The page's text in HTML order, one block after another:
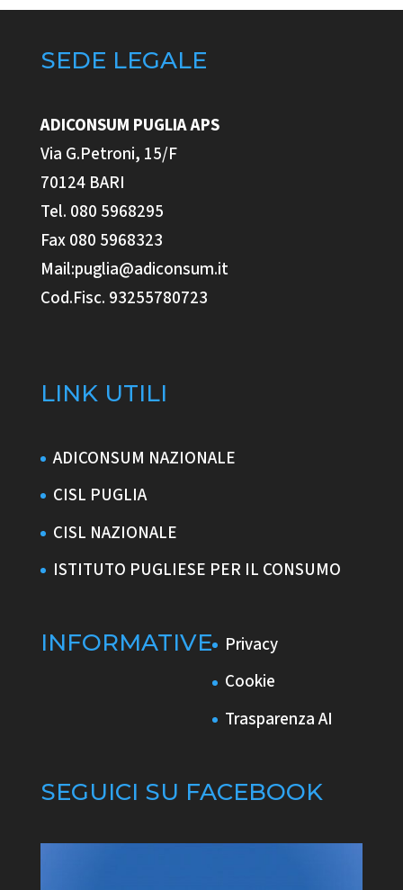
SEDE LEGALE
ADICONSUM PUGLIAAPS
Via G.Petroni, 15/F
70124 BARI
Tel. 080 5968295
Fax 080 5968323
Mail:puglia@adiconsum.it
Cod.Fisc. 93255780723
LINK UTILI
ADICONSUM NAZIONALE
CISL PUGLIA
CISL NAZIONALE
ISTITUTO PUGLIESE PER IL CONSUMO
INFORMATIVE
Privacy
Cookie
Trasparenza AI
SEGUICI SU FACEBOOK